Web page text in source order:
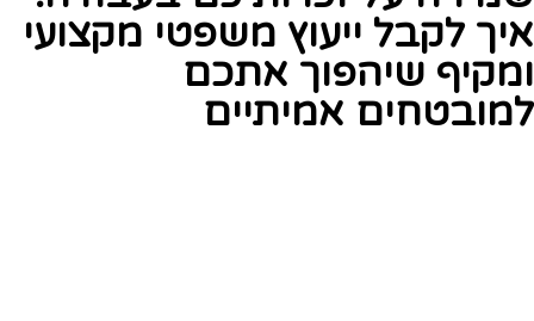
לקבל ייעוץ משפטי מקצועי
שיהפוך אתכם
אמיתיים